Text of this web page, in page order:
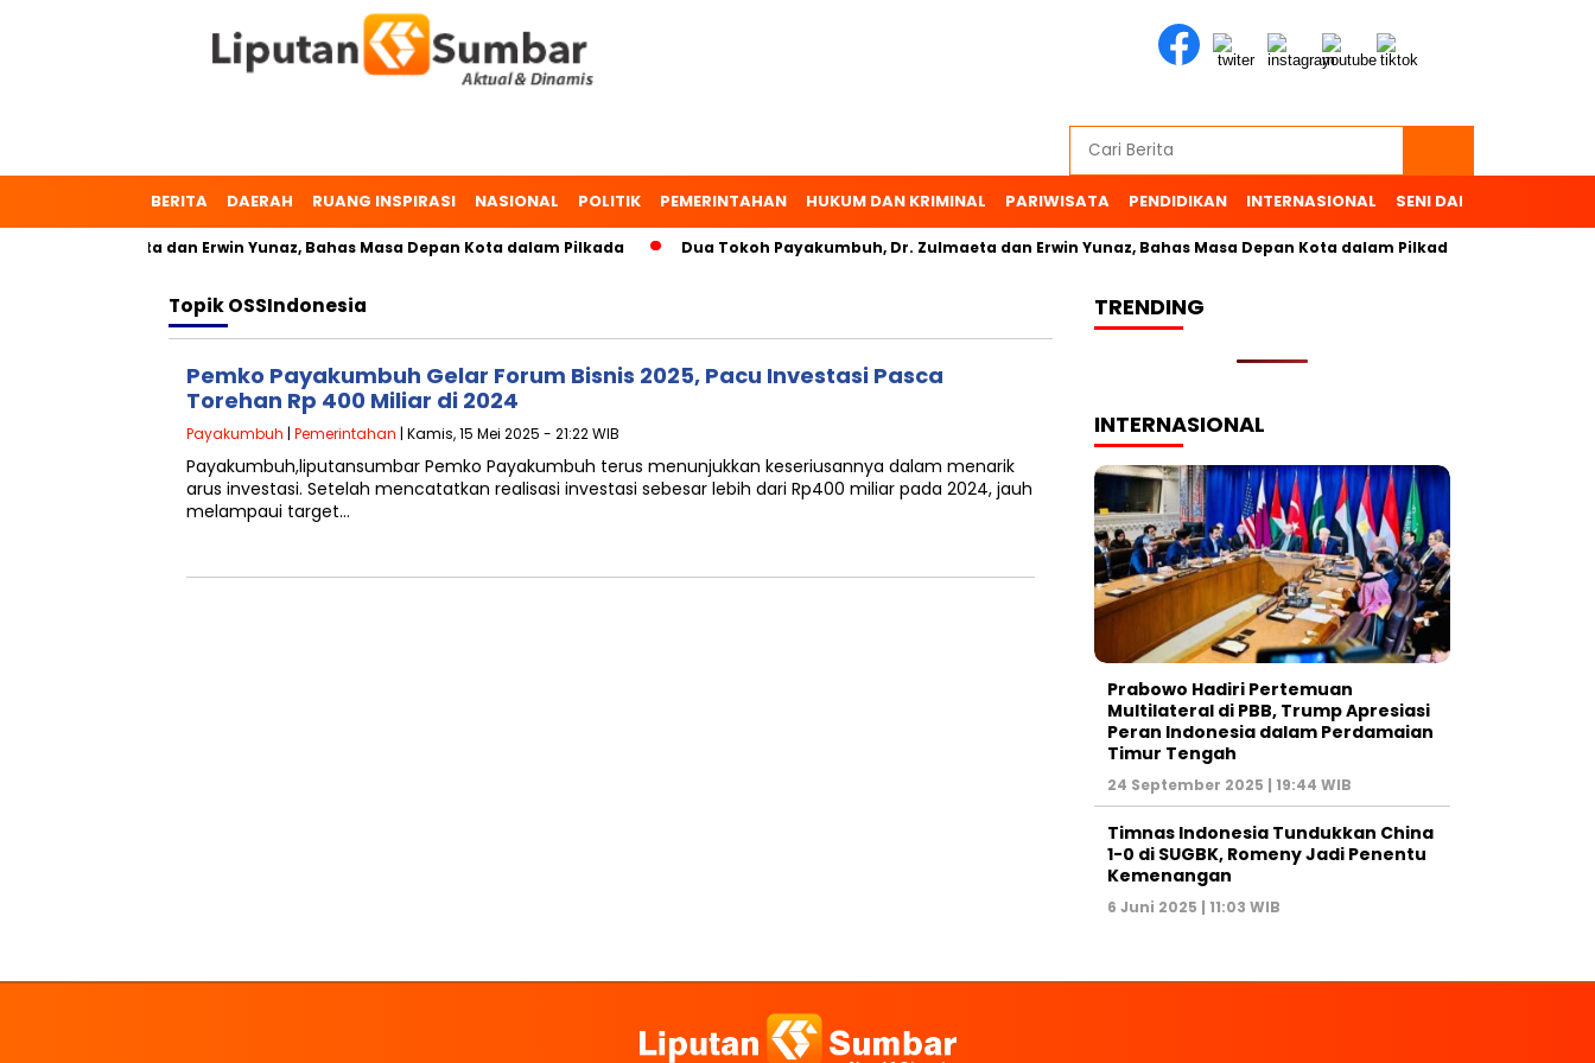
BERITA DAERAH RUANG INSPIRASI NASIONAL POLITIK PEMERINTAHAN HUKUM DAN KRIMINAL PARIWISATA PENDIDIKAN INTERNASIONAL SENI DAN BUDAYA
Dr. Zulmaeta dan Erwin Yunaz, Bahas Masa Depan Kota dalam Pilkada Dua Tokoh Payakumbuh, Dr. Zulmaeta dan Erwin Yunaz, Bahas Masa Depan Kota dalam Pilkada
TopikOSSIndonesia
Pemko Payakumbuh Gelar Forum Bisnis 2025, Pacu Investasi Pasca
Torehan Rp 400 Miliar di 2024
Payakumbuh | Pemerintahan | Kamis, 15 Mei 2025 - 21:22 WIB
Payakumbuh,liputansumbar Pemko Payakumbuh terus menunjukkan keseriusannya dalam menarik
arus investasi. Setelah mencatatkan realisasi investasi sebesar lebih dari Rp400 miliar pada 2024, jauh
melampaui target…
TRENDING
INTERNASIONAL
Prabowo Hadiri Pertemuan
Multilateral di PBB, Trump Apresiasi
Peran Indonesia dalam Perdamaian
Timur Tengah
24 September 2025 | 19:44 WIB
Timnas Indonesia Tundukkan China
1-0 di SUGBK, Romeny Jadi Penentu
Kemenangan
6 Juni 2025 | 11:03 WIB